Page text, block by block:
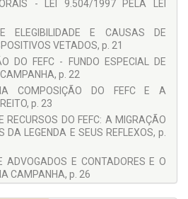
- LEI 9.504/1997 PELA LEI
ELEGIBILIDADE E CAUSAS DE
VETADOS, p. 21
DO FEFC - FUNDO ESPECIAL DE
p. 22
COMPOSIÇÃO DO FEFC E A
p. 23
RECURSOS DO FEFC: A MIGRAÇÃO
DA LEGENDA E SEUS REFLEXOS, p.
ADVOGADOS E CONTADORES E O
CAMPANHA, p. 26